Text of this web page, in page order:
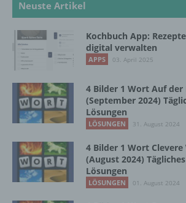
Neuste Artikel
Kochbuch App:
digital verwalten
APPS 03. April 2025
4 Bilder 1 Wort Auf der
(September 2024)
Lösungen
LÖSUNGEN 31. August 2024
4 Bilder 1 Wort
(August 2024)
Lösungen
LÖSUNGEN 01. August 2024
c) Verarbeitung
Verarbeitung ist jeder mit oder
automatisierter Verfahren
Vorgang oder jede solche
Daten wie das Erheben, das
Organisation, das Ordnen, die
die Anpassung oder
Auslesen, das Abfragen, die
die Offenlegung durch
Verbreitung oder eine andere
Bereitstellung, den Abgleich
Verknüpfung, die
Löschen oder die Vernichtung.